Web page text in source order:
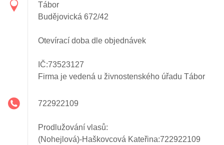
Tábor
Budějovická 672/42
Otevírací doba dle objednávek
IČ:73523127
Firma je vedená u živnostenského úřadu Tábor
722922109
Prodlužování vlasů:
(Nohejlová)-Haškovcová Kateřina:722922109